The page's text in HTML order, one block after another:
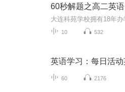
60秒解题之高二英语
10 532
英语学习：每日活
60 2176